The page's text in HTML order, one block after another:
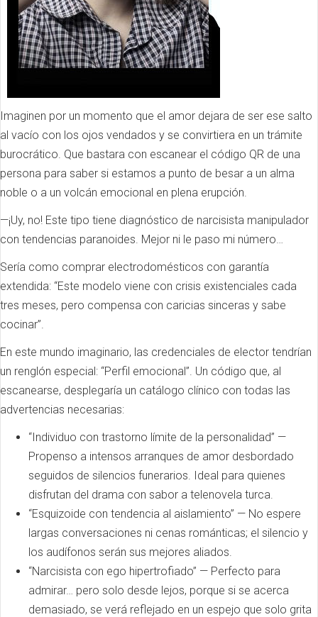
Imaginen por un momento que el amor dejara de ser ese salto
al vacío con los ojos vendados y se convirtiera en un trámite
burocrático. Que bastara con escanear el código QR de una
persona para saber si estamos a punto de besar a un alma
noble o a un volcán emocional en plena erupción.
—¡Uy, no! Este tipo tiene diagnóstico de narcisista manipulador
con tendencias paranoides. Mejor ni le paso mi número…
Sería como comprar electrodomésticos con garantía
extendida: “Este modelo viene con crisis existenciales cada
tres meses, pero compensa con caricias sinceras y sabe
cocinar”.
En este mundo imaginario, las credenciales de elector tendrían
un renglón especial: “Perfil emocional”. Un código que, al
escanearse, desplegaría un catálogo clínico con todas las
advertencias necesarias:
“Individuo con trastorno límite de la personalidad” —
Propenso a intensos arranques de amor desbordado
seguidos de silencios funerarios. Ideal para quienes
disfrutan del drama con sabor a telenovela turca.
“Esquizoide con tendencia al aislamiento” — No espere
largas conversaciones ni cenas románticas; el silencio y
los audífonos serán sus mejores aliados.
“Narcisista con ego hipertrofiado” — Perfecto para
admirar… pero solo desde lejos, porque si se acerca
demasiado, se verá reflejado en un espejo que solo grita